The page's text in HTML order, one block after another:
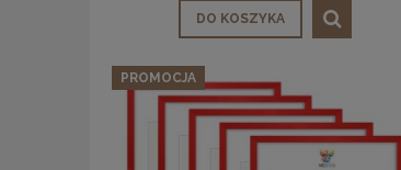
DO KOSZYKA
PROMOCJA